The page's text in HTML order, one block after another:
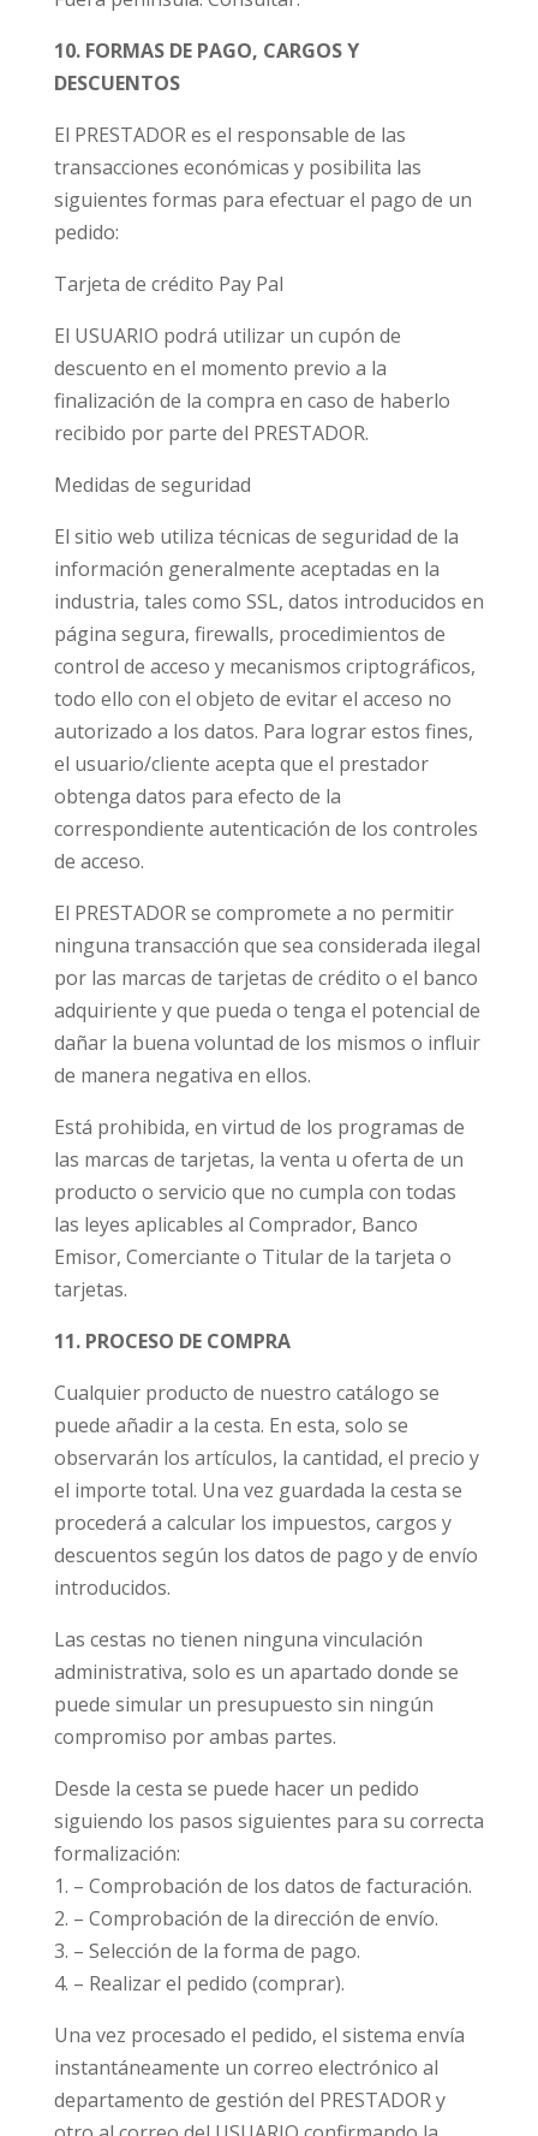
10. FORMAS DE PAGO, CARGOS Y
DESCUENTOS
El PRESTADOR es el responsable de las
transacciones económicas y posibilita las
siguientes formas para efectuar el pago de un
pedido:
Tarjeta de crédito Pay Pal
El USUARIO podrá utilizar un cupón de
descuento en el momento previo a la
finalización de la compra en caso de haberlo
recibido por parte del PRESTADOR.
Medidas de seguridad
El sitio web utiliza técnicas de seguridad de la
información generalmente aceptadas en la
industria, tales como SSL, datos introducidos en
página segura, firewalls, procedimientos de
control de acceso y mecanismos criptográficos,
todo ello con el objeto de evitar el acceso no
autorizado a los datos. Para lograr estos fines,
el usuario/cliente acepta que el prestador
obtenga datos para efecto de la
correspondiente autenticación de los controles
de acceso.
El PRESTADOR se compromete a no permitir
ninguna transacción que sea considerada ilegal
por las marcas de tarjetas de crédito o el banco
adquiriente y que pueda o tenga el potencial de
dañar la buena voluntad de los mismos o influir
de manera negativa en ellos.
Está prohibida, en virtud de los programas de
las marcas de tarjetas, la venta u oferta de un
producto o servicio que no cumpla con todas
las leyes aplicables al Comprador, Banco
Emisor, Comerciante o Titular de la tarjeta o
tarjetas.
11. PROCESO DE COMPRA
Cualquier producto de nuestro catálogo se
puede añadir a la cesta. En esta, solo se
observarán los artículos, la cantidad, el precio y
el importe total. Una vez guardada la cesta se
procederá a calcular los impuestos, cargos y
descuentos según los datos de pago y de envío
introducidos.
Las cestas no tienen ninguna vinculación
administrativa, solo es un apartado donde se
puede simular un presupuesto sin ningún
compromiso por ambas partes.
Desde la cesta se puede hacer un pedido
siguiendo los pasos siguientes para su correcta
formalización:
1. – Comprobación de los datos de facturación.
2. – Comprobación de la dirección de envío.
3. – Selección de la forma de pago.
4. – Realizar el pedido (comprar).
Una vez procesado el pedido, el sistema envía
instantáneamente un correo electrónico al
departamento de gestión del PRESTADOR y